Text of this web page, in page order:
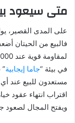
متى سيعود
على المدى القصير،
فالبيع من الحيتان
في بيئة “جاما إيجابية
مستعدون للبيع عند
ويفتح المجال لصعود